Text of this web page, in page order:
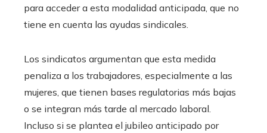
para acceder a esta modalidad anticipada, que no
tiene en cuenta las ayudas sindicales.
Los sindicatos argumentan que esta medida
penaliza a los trabajadores, especialmente a las
mujeres, que tienen bases regulatorias más bajas
o se integran más tarde al mercado laboral.
Incluso si se plantea el jubileo anticipado por